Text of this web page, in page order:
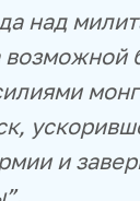
над
и
.